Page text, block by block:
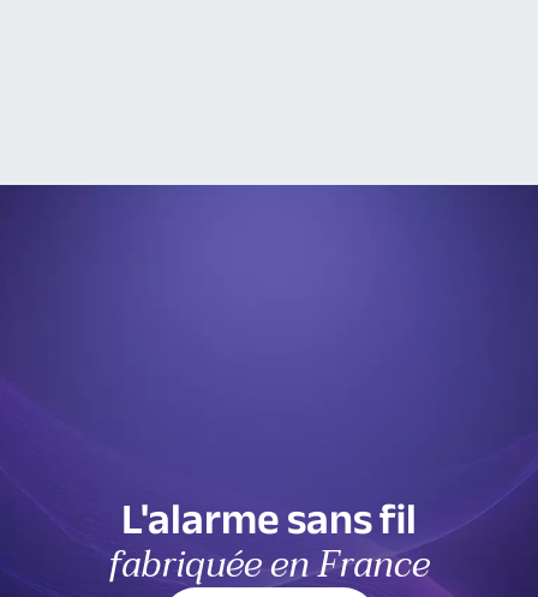
L'alarme sans fil
fabriquée en France